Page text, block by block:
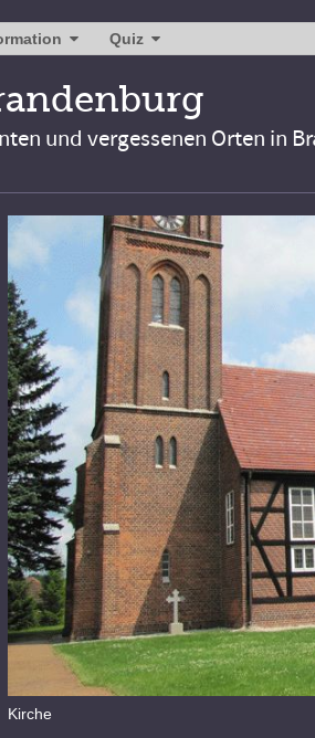
Quiz
und vergessenen Orten in
Kirche